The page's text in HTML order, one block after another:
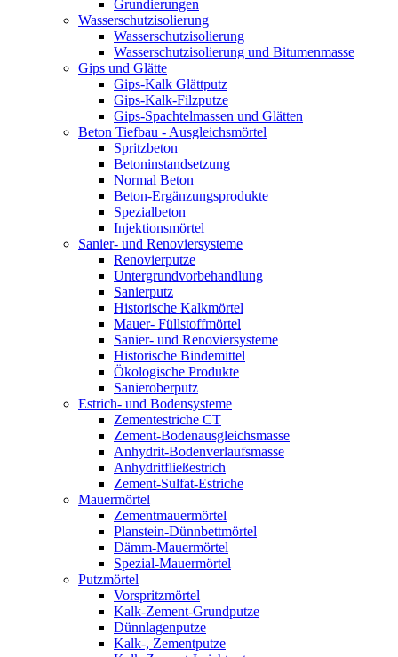
Grundierungen
Wasserschutzisolierung
Wasserschutzisolierung
Wasserschutzisolierung und Bitumenmasse
Gips und Glätte
Gips-Kalk Glättputz
Gips-Kalk-Filzputze
Gips-Spachtelmassen und Glätten
Beton Tiefbau - Ausgleichsmörtel
Spritzbeton
Betoninstandsetzung
Normal Beton
Beton-Ergänzungsprodukte
Spezialbeton
Injektionsmörtel
Sanier- und Renoviersysteme
Renovierputze
Untergrundvorbehandlung
Sanierputz
Historische Kalkmörtel
Mauer- Füllstoffmörtel
Sanier- und Renoviersysteme
Historische Bindemittel
Ökologische Produkte
Sanieroberputz
Estrich- und Bodensysteme
Zementestriche CT
Zement-Bodenausgleichsmasse
Anhydrit-Bodenverlaufsmasse
Anhydritfließestrich
Zement-Sulfat-Estriche
Mauermörtel
Zementmauermörtel
Planstein-Dünnbettmörtel
Dämm-Mauermörtel
Spezial-Mauermörtel
Putzmörtel
Vorspritzmörtel
Kalk-Zement-Grundputze
Dünnlagenputze
Kalk-, Zementputze